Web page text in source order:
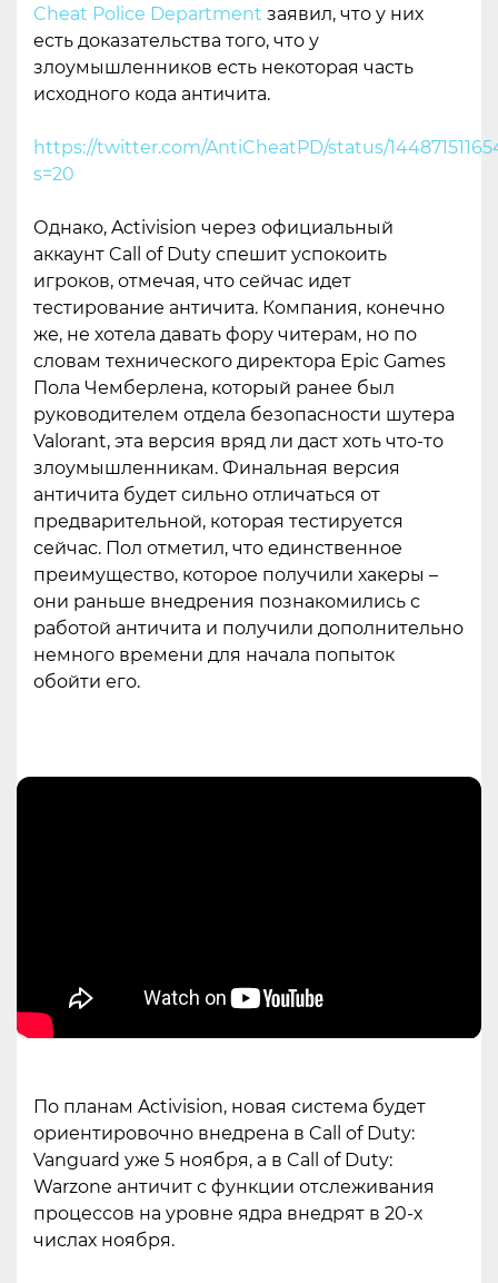
Cheat Police Department заявил, что у них
есть доказательства того, что у
злоумышленников есть некоторая часть
исходного кода античита.
https://twitter.com/AntiCheatPD/status/
s=20
Однако, Activision через официальный
аккаунт Call of Duty спешит успокоить
игроков, отмечая, что сейчас идет
тестирование античита. Компания, конечно
же, не хотела давать фору читерам, но по
словам технического директора Epic Games
Пола Чемберлена, который ранее был
руководителем отдела безопасности шутера
Valorant, эта версия вряд ли даст хоть что-то
злоумышленникам. Финальная версия
античита будет сильно отличаться от
предварительной, которая тестируется
сейчас. Пол отметил, что единственное
преимущество, которое получили хакеры –
они раньше внедрения познакомились с
работой античита и получили дополнительно
немного времени для начала попыток
обойти его.
По планам Activision, новая система будет
ориентировочно внедрена в Call of Duty:
Vanguard уже 5 ноября, а в Call of Duty:
Warzone античит с функции отслеживания
процессов на уровне ядра внедрят в 20-х
числах ноября.